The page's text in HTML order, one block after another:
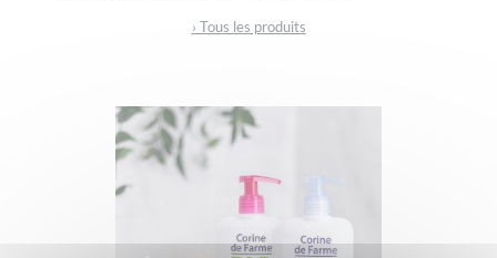
› Tous les produits